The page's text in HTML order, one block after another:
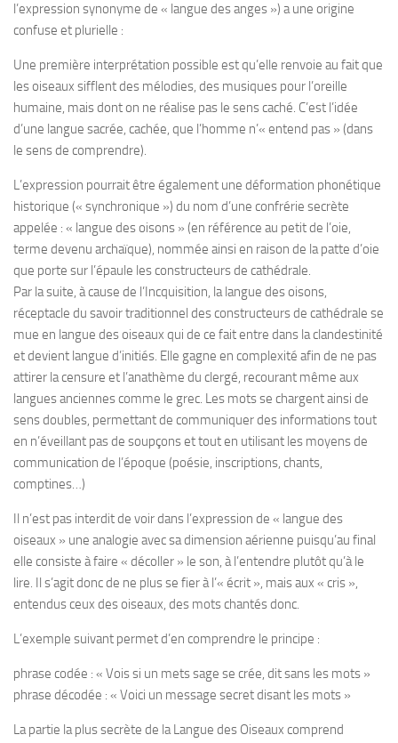
l’expression synonyme de « langue des anges ») a une origine
confuse et plurielle :
Une première interprétation possible est qu’elle renvoie au fait que
les oiseaux sifflent des mélodies, des musiques pour l’oreille
humaine, mais dont on ne réalise pas le sens caché. C’est l’idée
d’une langue sacrée, cachée, que l’homme n’« entend pas » (dans
le sens de comprendre).
L’expression pourrait être également une déformation phonétique
historique (« synchronique ») du nom d’une confrérie secrète
appelée : « langue des oisons » (en référence au petit de l’oie,
terme devenu archaïque), nommée ainsi en raison de la patte d’oie
que porte sur l’épaule les constructeurs de cathédrale.
Par la suite, à cause de l’Incquisition, la langue des oisons,
réceptacle du savoir traditionnel des constructeurs de cathédrale se
mue en langue des oiseaux qui de ce fait entre dans la clandestinité
et devient langue d’initiés. Elle gagne en complexité afin de ne pas
attirer la censure et l’anathème du clergé, recourant même aux
langues anciennes comme le grec. Les mots se chargent ainsi de
sens doubles, permettant de communiquer des informations tout
en n’éveillant pas de soupçons et tout en utilisant les moyens de
communication de l’époque (poésie, inscriptions, chants,
comptines…)
Il n’est pas interdit de voir dans l’expression de « langue des
oiseaux » une analogie avec sa dimension aérienne puisqu’au final
elle consiste à faire « décoller » le son, à l’entendre plutôt qu’à le
lire. Il s’agit donc de ne plus se fier à l’« écrit », mais aux « cris »,
entendus ceux des oiseaux, des mots chantés donc.
L’exemple suivant permet d’en comprendre le principe :
phrase codée : « Vois si un mets sage se crée, dit sans les mots »
phrase décodée : « Voici un message secret disant les mots »
La partie la plus secrète de la Langue des Oiseaux comprend